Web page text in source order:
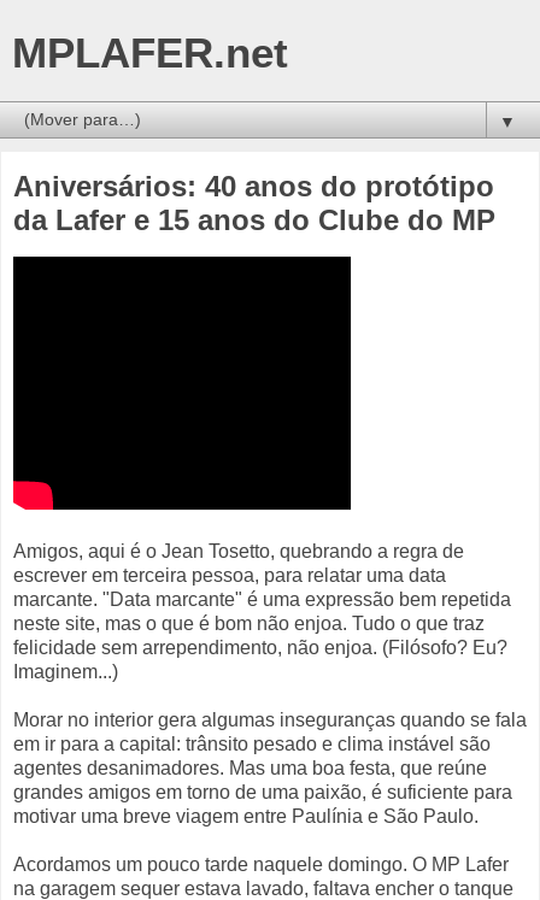
MPLAFER.net
▼
Aniversários: 40 anos do protótipo
da Lafer e 15 anos do Clube do MP
Amigos, aqui é o Jean Tosetto, quebrando a regra de
escrever em terceira pessoa, para relatar uma data
marcante. "Data marcante" é uma expressão bem repetida
neste site, mas o que é bom não enjoa. Tudo o que traz
felicidade sem arrependimento, não enjoa. (Filósofo? Eu?
Imaginem...)
Morar no interior gera algumas inseguranças quando se fala
em ir para a capital: trânsito pesado e clima instável são
agentes desanimadores. Mas uma boa festa, que reúne
grandes amigos em torno de uma paixão, é suficiente para
motivar uma breve viagem entre Paulínia e São Paulo.
Acordamos um pouco tarde naquele domingo. O MP Lafer
na garagem sequer estava lavado, faltava encher o tanque